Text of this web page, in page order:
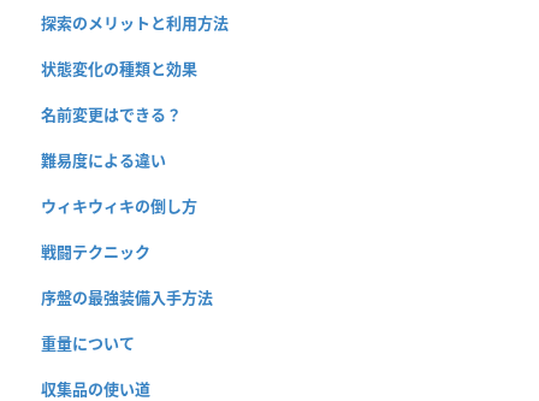
探索のメリットと利用方法
状態変化の種類と効果
名前変更はできる？
難易度による違い
ウィキウィキの倒し方
戦闘テクニック
序盤の最強装備入手方法
重量について
収集品の使い道